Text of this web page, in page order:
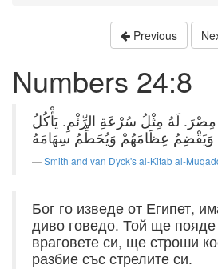
Previous
Numbers 24:8
لَهُ مِثْلُ سُرْعَةِ الرِّئْمِ. يَأْكُلُ
Smith and van Dyck's al-Kitab al-
Бог го изведе от Египет,
диво говедо. Той ще
враговете си, ще строши
разбие със стрелите си.